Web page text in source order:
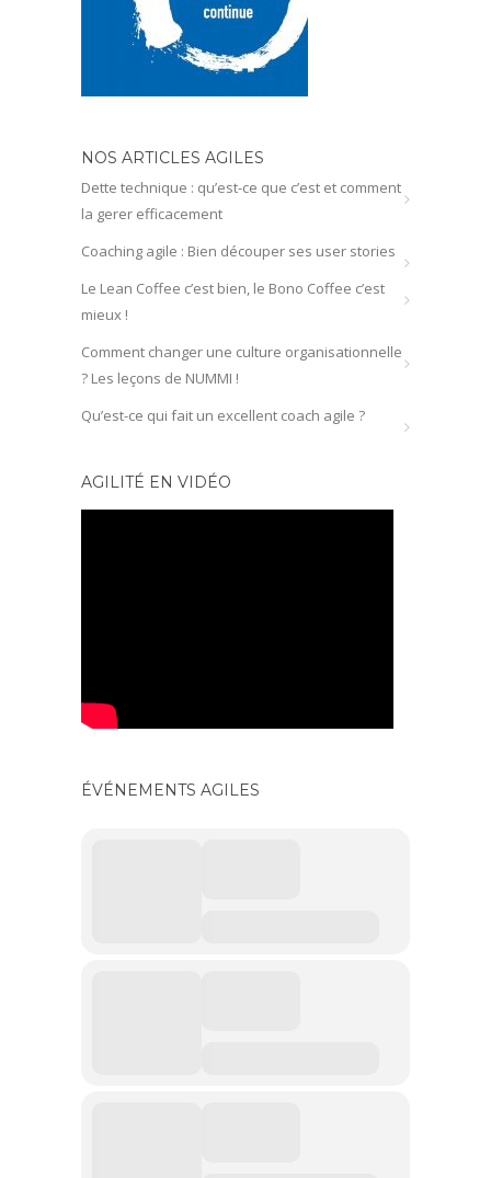
NOS ARTICLES AGILES
Dette technique : qu’est-ce que c’est et comment
la gerer efficacement
Coaching agile : Bien découper ses user stories
Le Lean Coffee c’est bien, le Bono Coffee c’est
mieux !
Comment changer une culture organisationnelle
? Les leçons de NUMMI !
Qu’est-ce qui fait un excellent coach agile ?
AGILITÉ EN VIDÉO
ÉVÉNEMENTS AGILES